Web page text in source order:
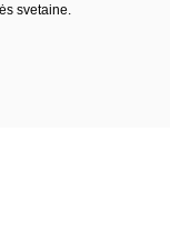
El. knygos
svetaine.